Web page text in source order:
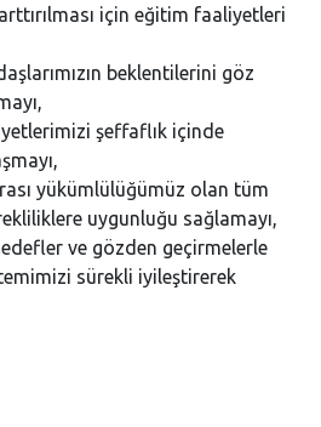
arttırılması için eğitim faaliyetleri
beklentilerini göz
şeffaflık içinde
yükümlülüğümüz olan tüm
uygunluğu sağlamayı,
ve gözden geçirmelerle
sürekli iyileştirerek